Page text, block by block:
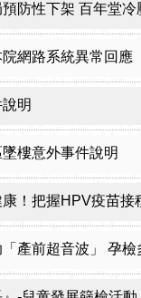
防性下架 百年堂
網路系統異常回應
明
樓意外事件說明
把握HPV疫苗接種黃金
產前超音波」 孕檢